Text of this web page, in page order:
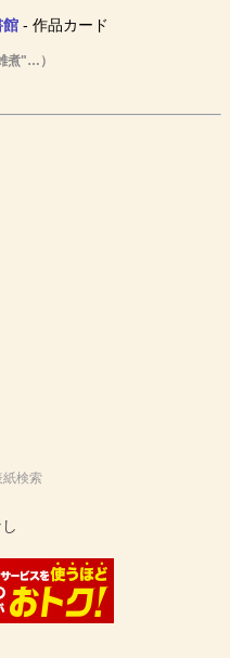
館- 作品カード
煮"…）
検索